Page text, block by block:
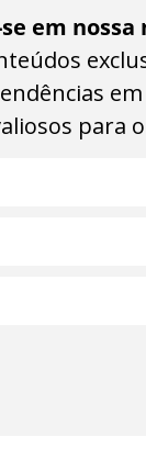
em
para